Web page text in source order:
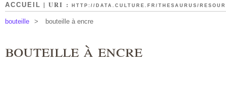
ACCUEIL | URI : HTTP://DATA.CULTURE.FR/THESAURUS/
bouteille > bouteille à encre
bouteille à encre